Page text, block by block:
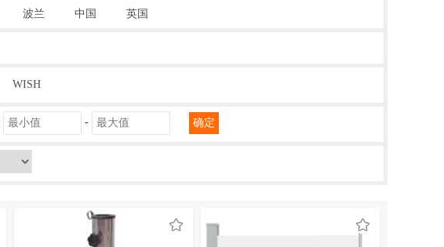
波兰 中国 英国
WISH
- 确定